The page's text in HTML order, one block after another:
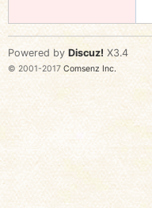
Powered by Discuz! X3.4
© 2001-2017 Comsenz Inc.